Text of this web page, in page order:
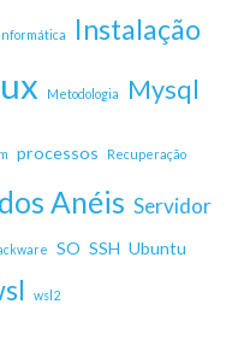
Informática Instalação
Metodologia Mysql
processos Recuperação
Anéis Servidor
SO SSH Ubuntu
wsl2